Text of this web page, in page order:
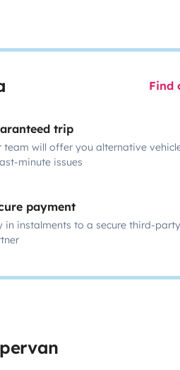
Find
trip
team will offer you alternative
minute issues
payment
in instalments to a secure third-